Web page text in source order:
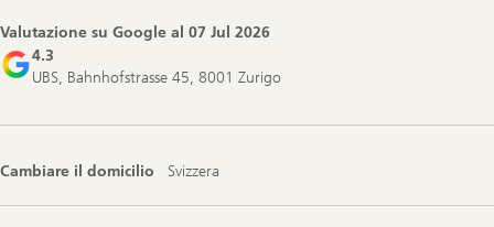
Valutazione su Google al 07 Jul 2026
4.3
UBS, Bahnhofstrasse 45, 8001 Zurigo
Cambiare il domicilio Svizzera